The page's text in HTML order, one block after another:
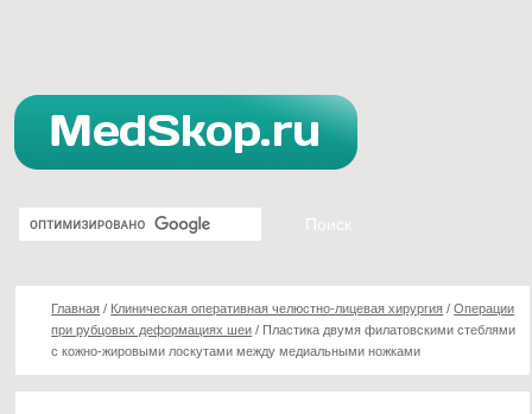
Главная / Клиническая оперативная челюстно-лицевая хирургия /Операции
при рубцовых деформациях шеи / Пластика двумя филатовскими стеблями
с кожно-жировыми лоскутами между медиальными ножками